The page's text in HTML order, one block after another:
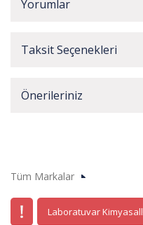
Yorumlar
Taksit Seçenekleri
Önerileriniz
Tüm Markalar
Laboratuvar